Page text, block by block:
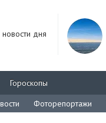
дня
Гороскопы
Фоторепортажи